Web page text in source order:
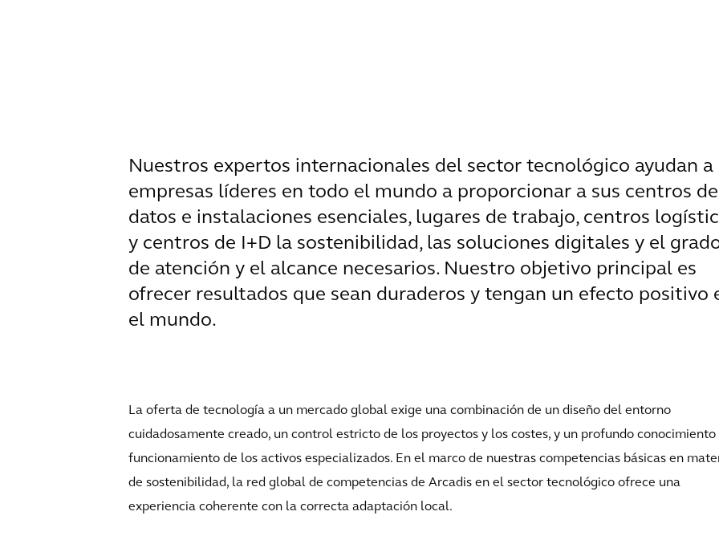
Nuestros expertos internacionales del sector tecnológico ayudan a
empresas líderes en todo el mundo a proporcionar a sus centros de
datos e instalaciones esenciales, lugares de trabajo, centros
y centros de I+D la sostenibilidad, las soluciones digitales y el
de atención y el alcance necesarios. Nuestro objetivo principal es
ofrecer resultados que sean duraderos y tengan un efecto positivo
el mundo.
La oferta de tecnología a un mercado global exige una combinación de un diseño del entorno
cuidadosamente creado, un control estricto de los proyectos y los costes, y un profundo conocimiento
funcionamiento de los activos especializados. En el marco de nuestras competencias básicas en
de sostenibilidad, la red global de competencias de Arcadis en el sector tecnológico ofrece una
experiencia coherente con la correcta adaptación local.